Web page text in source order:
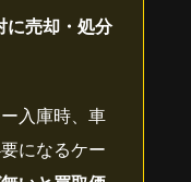
に売却・処分
入庫時、車
になるケー